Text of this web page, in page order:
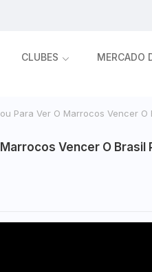
CLUBES MERCADO
Para Ver O Marrocos Vencer O
Vencer O Brasil